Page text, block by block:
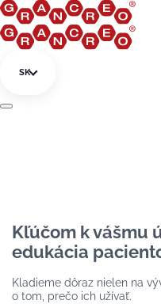
Preskočiť na obsah
SK
Kľúčom k vášmu
edukácia
Kladieme dôraz nielen na
o tom, prečo ich užívať.